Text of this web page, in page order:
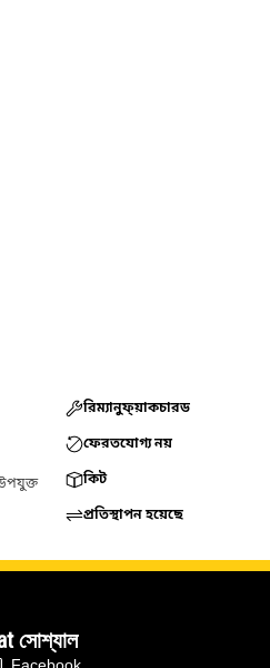
রিম্যানুফ্য়াকচারড
ফেরতযোগ্য নয়
কিট
প্রতিস্থাপন হয়েছে
সোশ্যাল